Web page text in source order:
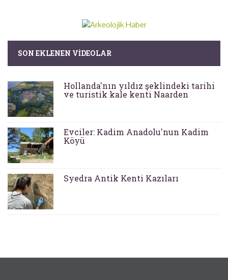
SON EKLENEN VIDEOLAR
Hollanda'nın yıldız şeklindeki tarihi
ve turistik kale kenti Naarden
Evciler: Kadim Anadolu'nun Kadim
Köyü
Syedra Antik Kenti Kazıları